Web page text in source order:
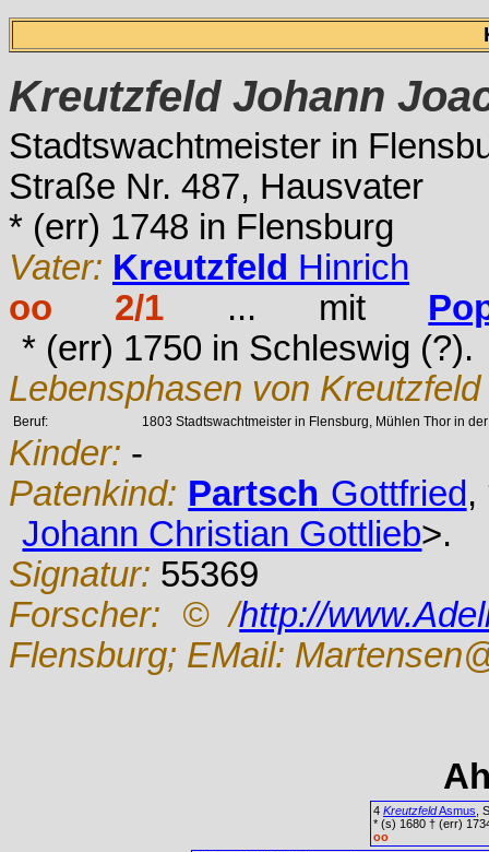
KreutzfeldJohann
Stadtswachtmeister in
Straße Nr. 487, Hausvater
* (err) 1748 in Flensburg
Vater: Kreutzfeld Hinrich
oo 2/1 ... mit
* (err) 1750 in Schleswig (?).
Lebensphasen von
Beruf: 1803 Stadtswachtmeister in Flensburg, Mühlen Thor in
Kinder: -
Patenkind: Partsch Gottfried,
Johann Christian Gottlieb>.
Signatur: 55369
Forscher: © /http://
Flensburg; EMail:
4 KreutzfeldAsmus ,
* (s) 1680 † (err)
oo